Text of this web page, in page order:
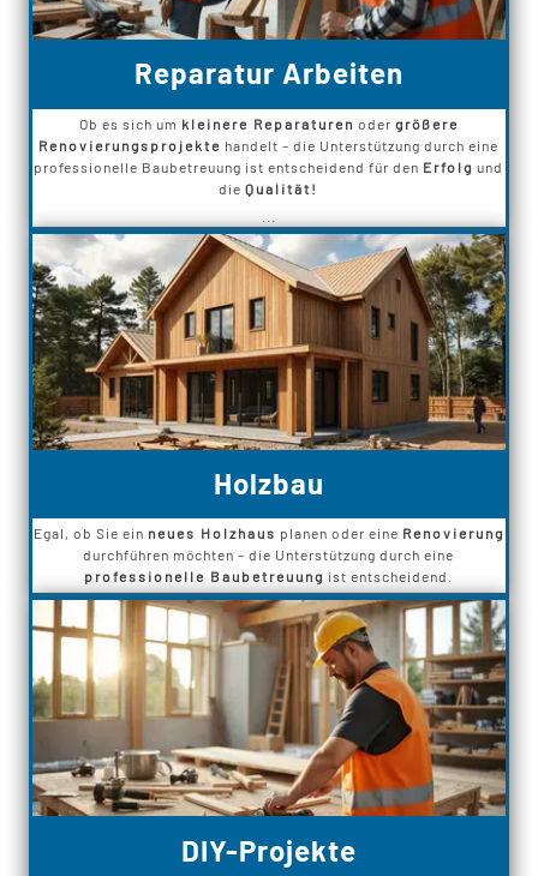
Reparatur Arbeiten
Ob es sich um kleinere Reparaturen oder größere
Renovierungsprojekte handelt – die Unterstützung durch eine
professionelle Baubetreuung ist entscheidend für den Erfolg und
dieQualität!
Holzbau
Egal, ob Sie ein neues Holzhaus planen oder eine Renovierung
durchführen möchten – die Unterstützung durch eine
professionelle Baubetreuung ist entscheidend.
DIY-Projekte